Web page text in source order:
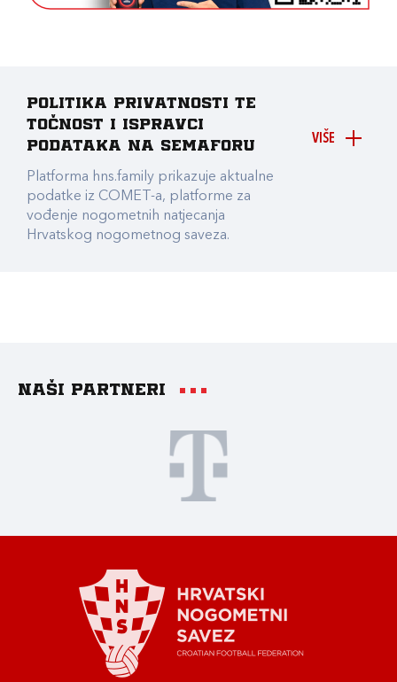
VIŠE
Politika privatnosti te
točnost i ispravci
podataka na Semaforu
Platforma hns.family prikazuje aktualne
podatke iz COMET-a, platforme za
vođenje nogometnih natjecanja
Hrvatskog nogometnog saveza.
Naši partneri